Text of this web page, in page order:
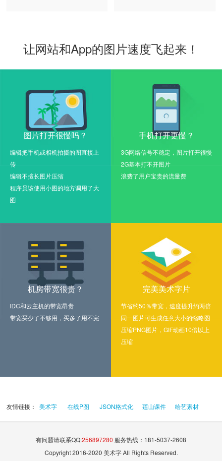
让网站和App的图片速度飞起来！
图片打开很慢吗？
编辑把手机或相机拍摄的图直接上
传
编辑不擅长图片压缩
程序员该使用小图的地方调用了大
图
手机打开更慢？
3G网络信号不稳定，图片打开很慢
2G基本打不开图片
浪费了用户宝贵的流量费
机房带宽很贵？
IDC和云主机的带宽昂贵
带宽买少了不够用，买多了用不完
完美美术字片
节省约50％带宽，速度提升约两倍
同一图片可生成任意大小的缩略图
压缩PNG图片，GIF动画10倍以上
压缩
友情链接：美术字 在线P图 JSON格式化 莲山课件 绘艺素材
有问题请联系QQ:256897280 服务热线：181-5037-2608
Copyright 2016-2020 美术字 All Rights Reserved.